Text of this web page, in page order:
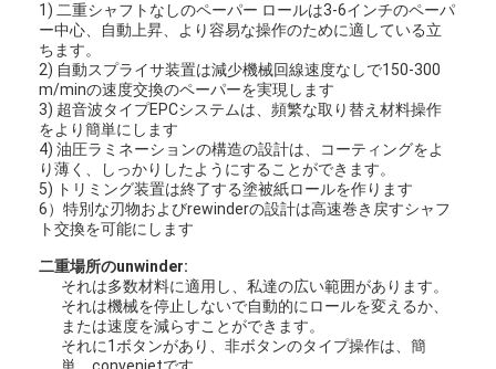
1) 二重シャフトなしのペーパー ロールは3-6インチのペーパ
ー中心、自動上昇、より容易な操作のために適している立
ちます。
2) 自動スプライサ装置は減少機械回線速度なしで150-300
m/minの速度交換のペーパーを実現します
3) 超音波タイプEPCシステムは、頻繁な取り替え材料操作
をより簡単にします
4) 油圧ラミネーションの構造の設計は、コーティングをよ
り薄く、しっかりしたようにすることができます。
5) トリミング装置は終了する塗被紙ロールを作ります
6）特別な刃物およびrewinderの設計は高速巻き戻すシャフ
ト交換を可能にします
二重場所のunwinder:
それは多数材料に適用し、私達の広い範囲があります。
それは機械を停止しないで自動的にロールを変えるか、
または速度を減らすことができます。
それに1ボタンがあり、非ボタンのタイプ操作は、簡